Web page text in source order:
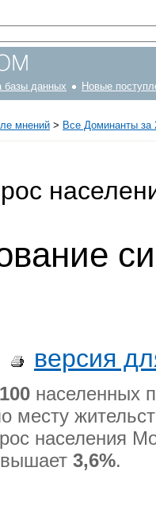
базы данных Новые
мнений > Все Доминанты за
версия
100 населенных
месту
населения
3,6%.